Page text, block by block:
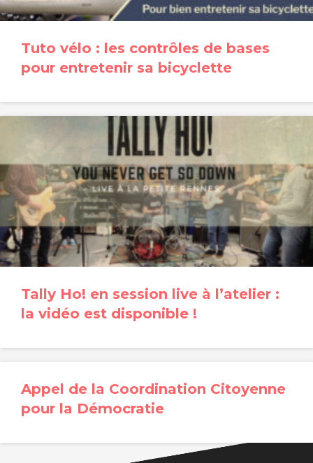
Tuto vélo : les contrôles de bases
pour entretenir sa bicyclette
Tally Ho! en session live à l’atelier :
la vidéo est disponible !
Appel de la Coordination Citoyenne
pour la Démocratie